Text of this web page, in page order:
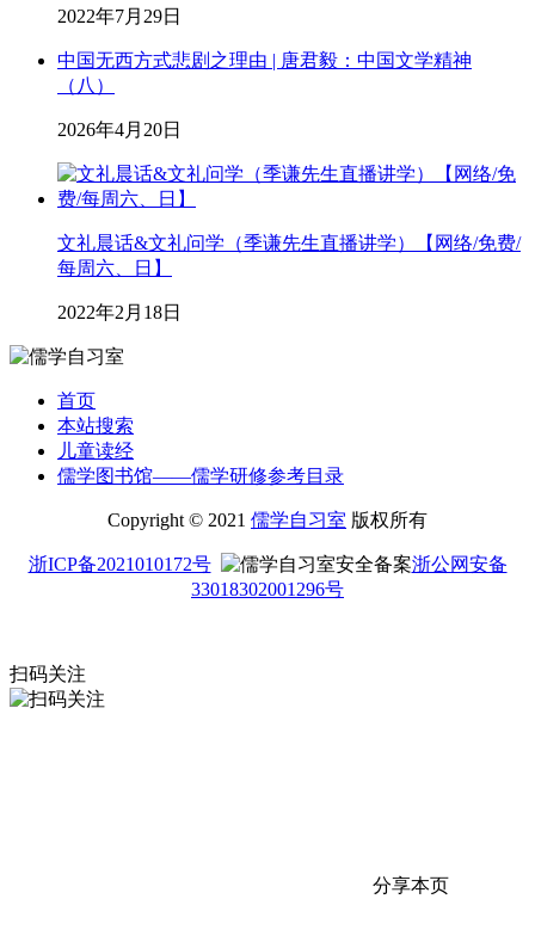
2022年7月29日
中国无西方式悲剧之理由 | 唐君毅：中国文学精神
（八）
2026年4月20日
文礼晨话&文礼问学（季谦先生直播讲学）【网络/免费/
每周六、日】
2022年2月18日
首页
本站搜索
儿童读经
儒学图书馆——儒学研修参考目录
Copyright © 2021 儒学自习室 版权所有
浙ICP备2021010172号
浙公网安备
33018302001296号
扫码关注
分享本页